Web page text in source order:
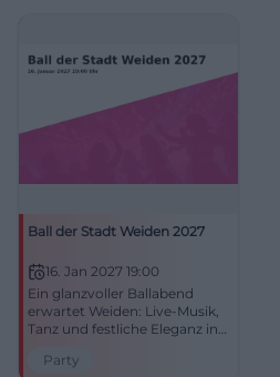
Ball der Stadt Weiden 2027
16. Jan 2027 19:00
Ein glanzvoller Ballabend
erwartet Weiden: Live-Musik,
Tanz und festliche Eleganz in
16.01.2027 wird es
Party